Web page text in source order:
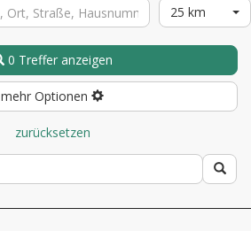
25 km
0 Treffer anzeigen
mehr Optionen
zurücksetzen